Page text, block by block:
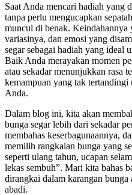
Saat Anda mencari hadiah yang
tanpa perlu mengucapkan
muncul di benak. Keindahannya
variasinya, dan emosi yang
segar sebagai hadiah yang ideal
Baik Anda merayakan momen
atau sekadar menunjukkan rasa
kemampuan yang tak
Anda.
Dalam blog ini, kita akan
bunga segar lebih dari sekadar
membahas keserbagunaannya,
memilih rangkaian bunga yang
seperti ulang tahun, ucapan
lekas sembuh”. Mari kita bahas
dirangkai dalam karangan bunga
abadi.